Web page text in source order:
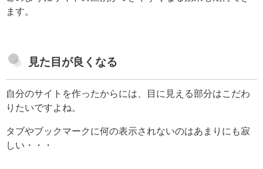
ます。
見た目が良くなる
自分のサイトを作ったからには、目に見える部分はこだわ
りたいですよね。
タブやブックマークに何の表示されないのはあまりにも寂
しい・・・